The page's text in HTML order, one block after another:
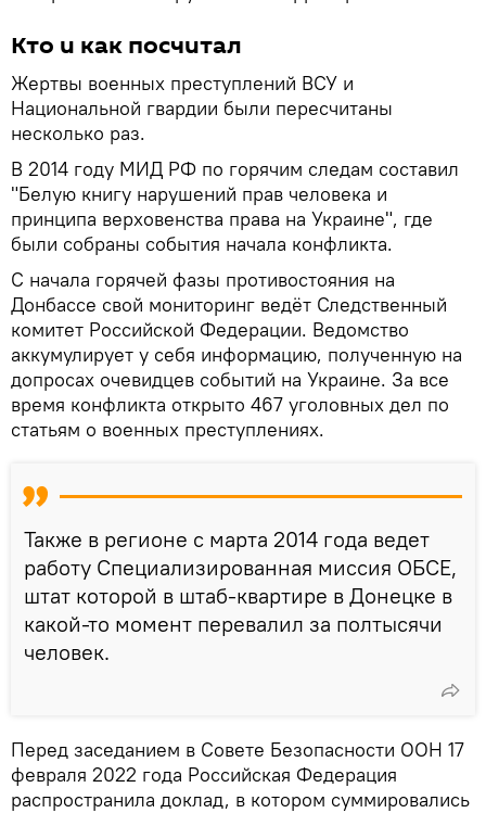
Кто и как посчитал
Жертвы военных преступлений ВСУ и
Национальной гвардии были пересчитаны
несколько раз.
В 2014 году МИД РФ по горячим следам составил
"Белую книгу нарушений прав человека и
принципа верховенства права на Украине", где
были собраны события начала конфликта.
С начала горячей фазы противостояния на
Донбассе свой мониторинг ведёт Следственный
комитет Российской Федерации. Ведомство
аккумулирует у себя информацию, полученную на
допросах очевидцев событий на Украине. За все
время конфликта открыто 467 уголовных дел по
статьям о военных преступлениях.
Также в регионе с марта 2014 года ведет
работу Специализированная миссия ОБСЕ,
штат которой в штаб-квартире в Донецке в
какой-то момент перевалил за полтысячи
человек.
Перед заседанием в Совете Безопасности ООН 17
февраля 2022 года Российская Федерация
распространила доклад, в котором суммировались